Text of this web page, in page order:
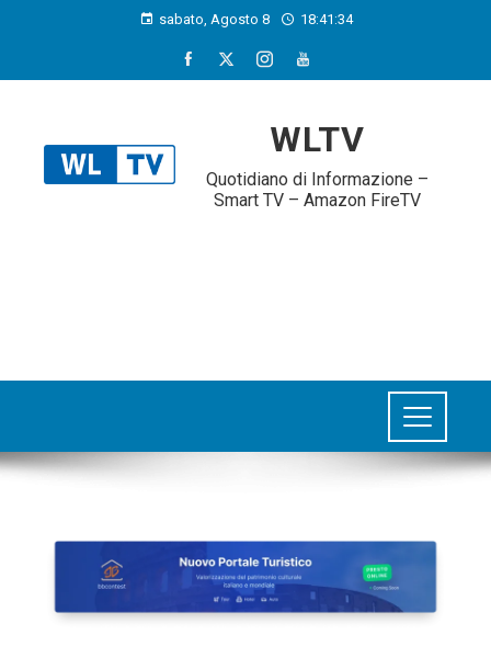
sabato, Agosto 8 18:41:35
WLTV
Quotidiano di Informazione –
Smart TV – Amazon FireTV